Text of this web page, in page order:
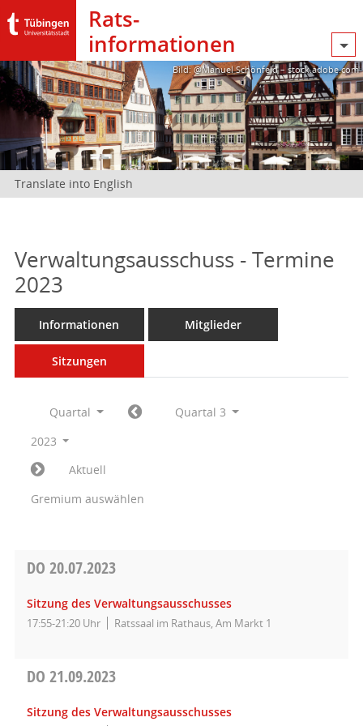
Rats­
informationen
Bild: @Manuel Schönfeld – stock.adobe.com
Translate into English
Verwaltungsausschuss - Termine
2023
Informationen Mitglieder
Sitzungen
Quartal
Quartal 3
2023
Aktuell
Gremium auswählen
DO 20.07.2023
Sitzung des Verwaltungsausschusses
17:55-21:20 Uhr Ratssaal im Rathaus, Am Markt 1
DO 21.09.2023
Sitzung des Verwaltungsausschusses